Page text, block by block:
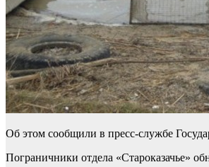
Об этом сообщили в пресс-службе
Пограничники отдела «Староказачье»